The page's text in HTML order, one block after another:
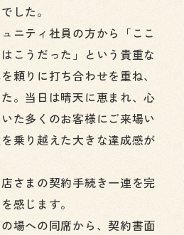
した。
ニティ社員の方から「ここ
こうだった」という貴重な
頼りに打ち合わせを重ね、
。当日は晴天に恵まれ、心
た多くのお客様にご来場い
乗り越えた大きな達成感が
さまの契約手続き一連を完
感じます。
場への同席から、契約書面